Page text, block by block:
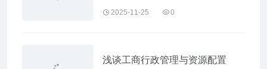
2025-11-25 0
浅谈工商行政管理与资源配置